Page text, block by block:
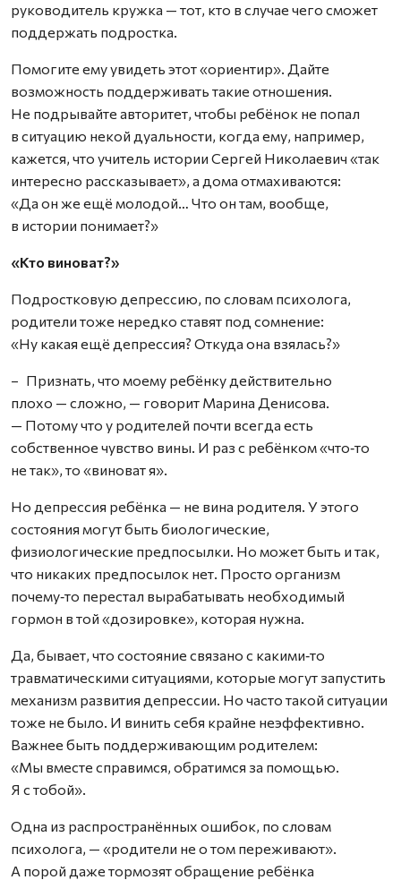
руководитель кружка — тот, кто в случае чего сможет
поддержать подростка.
Помогите ему увидеть этот «ориентир». Дайте
возможность поддерживать такие отношения.
Не подрывайте авторитет, чтобы ребёнок не попал
в ситуацию некой дуальности, когда ему, например,
кажется, что учитель истории Сергей Николаевич «так
интересно рассказывает», а дома отмахиваются:
«Да он же ещё молодой… Что он там, вообще,
в истории понимает?»
«Кто виноват?»
Подростковую депрессию, по словам психолога,
родители тоже нередко ставят под сомнение:
«Ну какая ещё депрессия? Откуда она взялась?»
– Признать, что моему ребёнку действительно
плохо — сложно, — говорит Марина Денисова.
— Потому что у родителей почти всегда есть
собственное чувство вины. И раз с ребёнком «что‑то
не так», то «виноват я».
Но депрессия ребёнка — не вина родителя. У этого
состояния могут быть биологические,
физиологические предпосылки. Но может быть и так,
что никаких предпосылок нет. Просто организм
почему‑то перестал вырабатывать необходимый
гормон в той «дозировке», которая нужна.
Да, бывает, что состояние связано с какими‑то
травматическими ситуациями, которые могут запустить
механизм развития депрессии. Но часто такой ситуации
тоже не было. И винить себя крайне неэффективно.
Важнее быть поддерживающим родителем:
«Мы вместе справимся, обратимся за помощью.
Я с тобой».
Одна из распространённых ошибок, по словам
психолога, — «родители не о том переживают».
А порой даже тормозят обращение ребёнка